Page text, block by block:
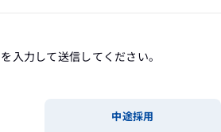
入力して送信してください。
中途採用